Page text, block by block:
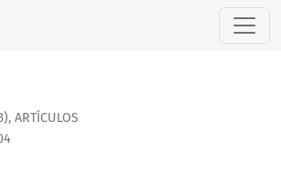
GOBIERNO, OPTIMIZACIÓN
, ARTÍCULOS